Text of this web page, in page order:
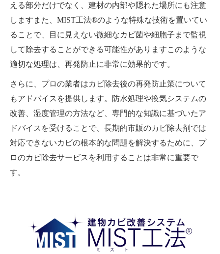
える部分だけでなく、建材の内部や隠れた場所にも注意
しますまた、MIST工法®のような特殊な技術を置いてい
ることで、目に見えない微細なカビ菌や細胞子まで監視
して除去することができる可能性がありますこのような
適切な処理は、再発防止に非常に効果的です。
さらに、プロの業者はカビ除去後の再発防止策について
もアドバイスを提供します。防水処理や換気システムの
改善、湿度管理の方法など、専門的な知識に基づいたア
ドバイスを受けることで、長期的市販のカビ除去剤では
対応できないカビの根本的な問題を解決するために、プ
ロのカビ除去サービスを利用することは非常に重要で
す。